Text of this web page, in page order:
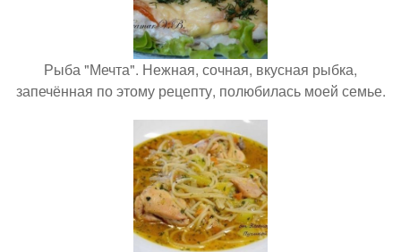
Рыба "Мечта". Нежная, сочная, вкусная рыбка,
запечённая по этому рецепту, полюбилась моей семье.